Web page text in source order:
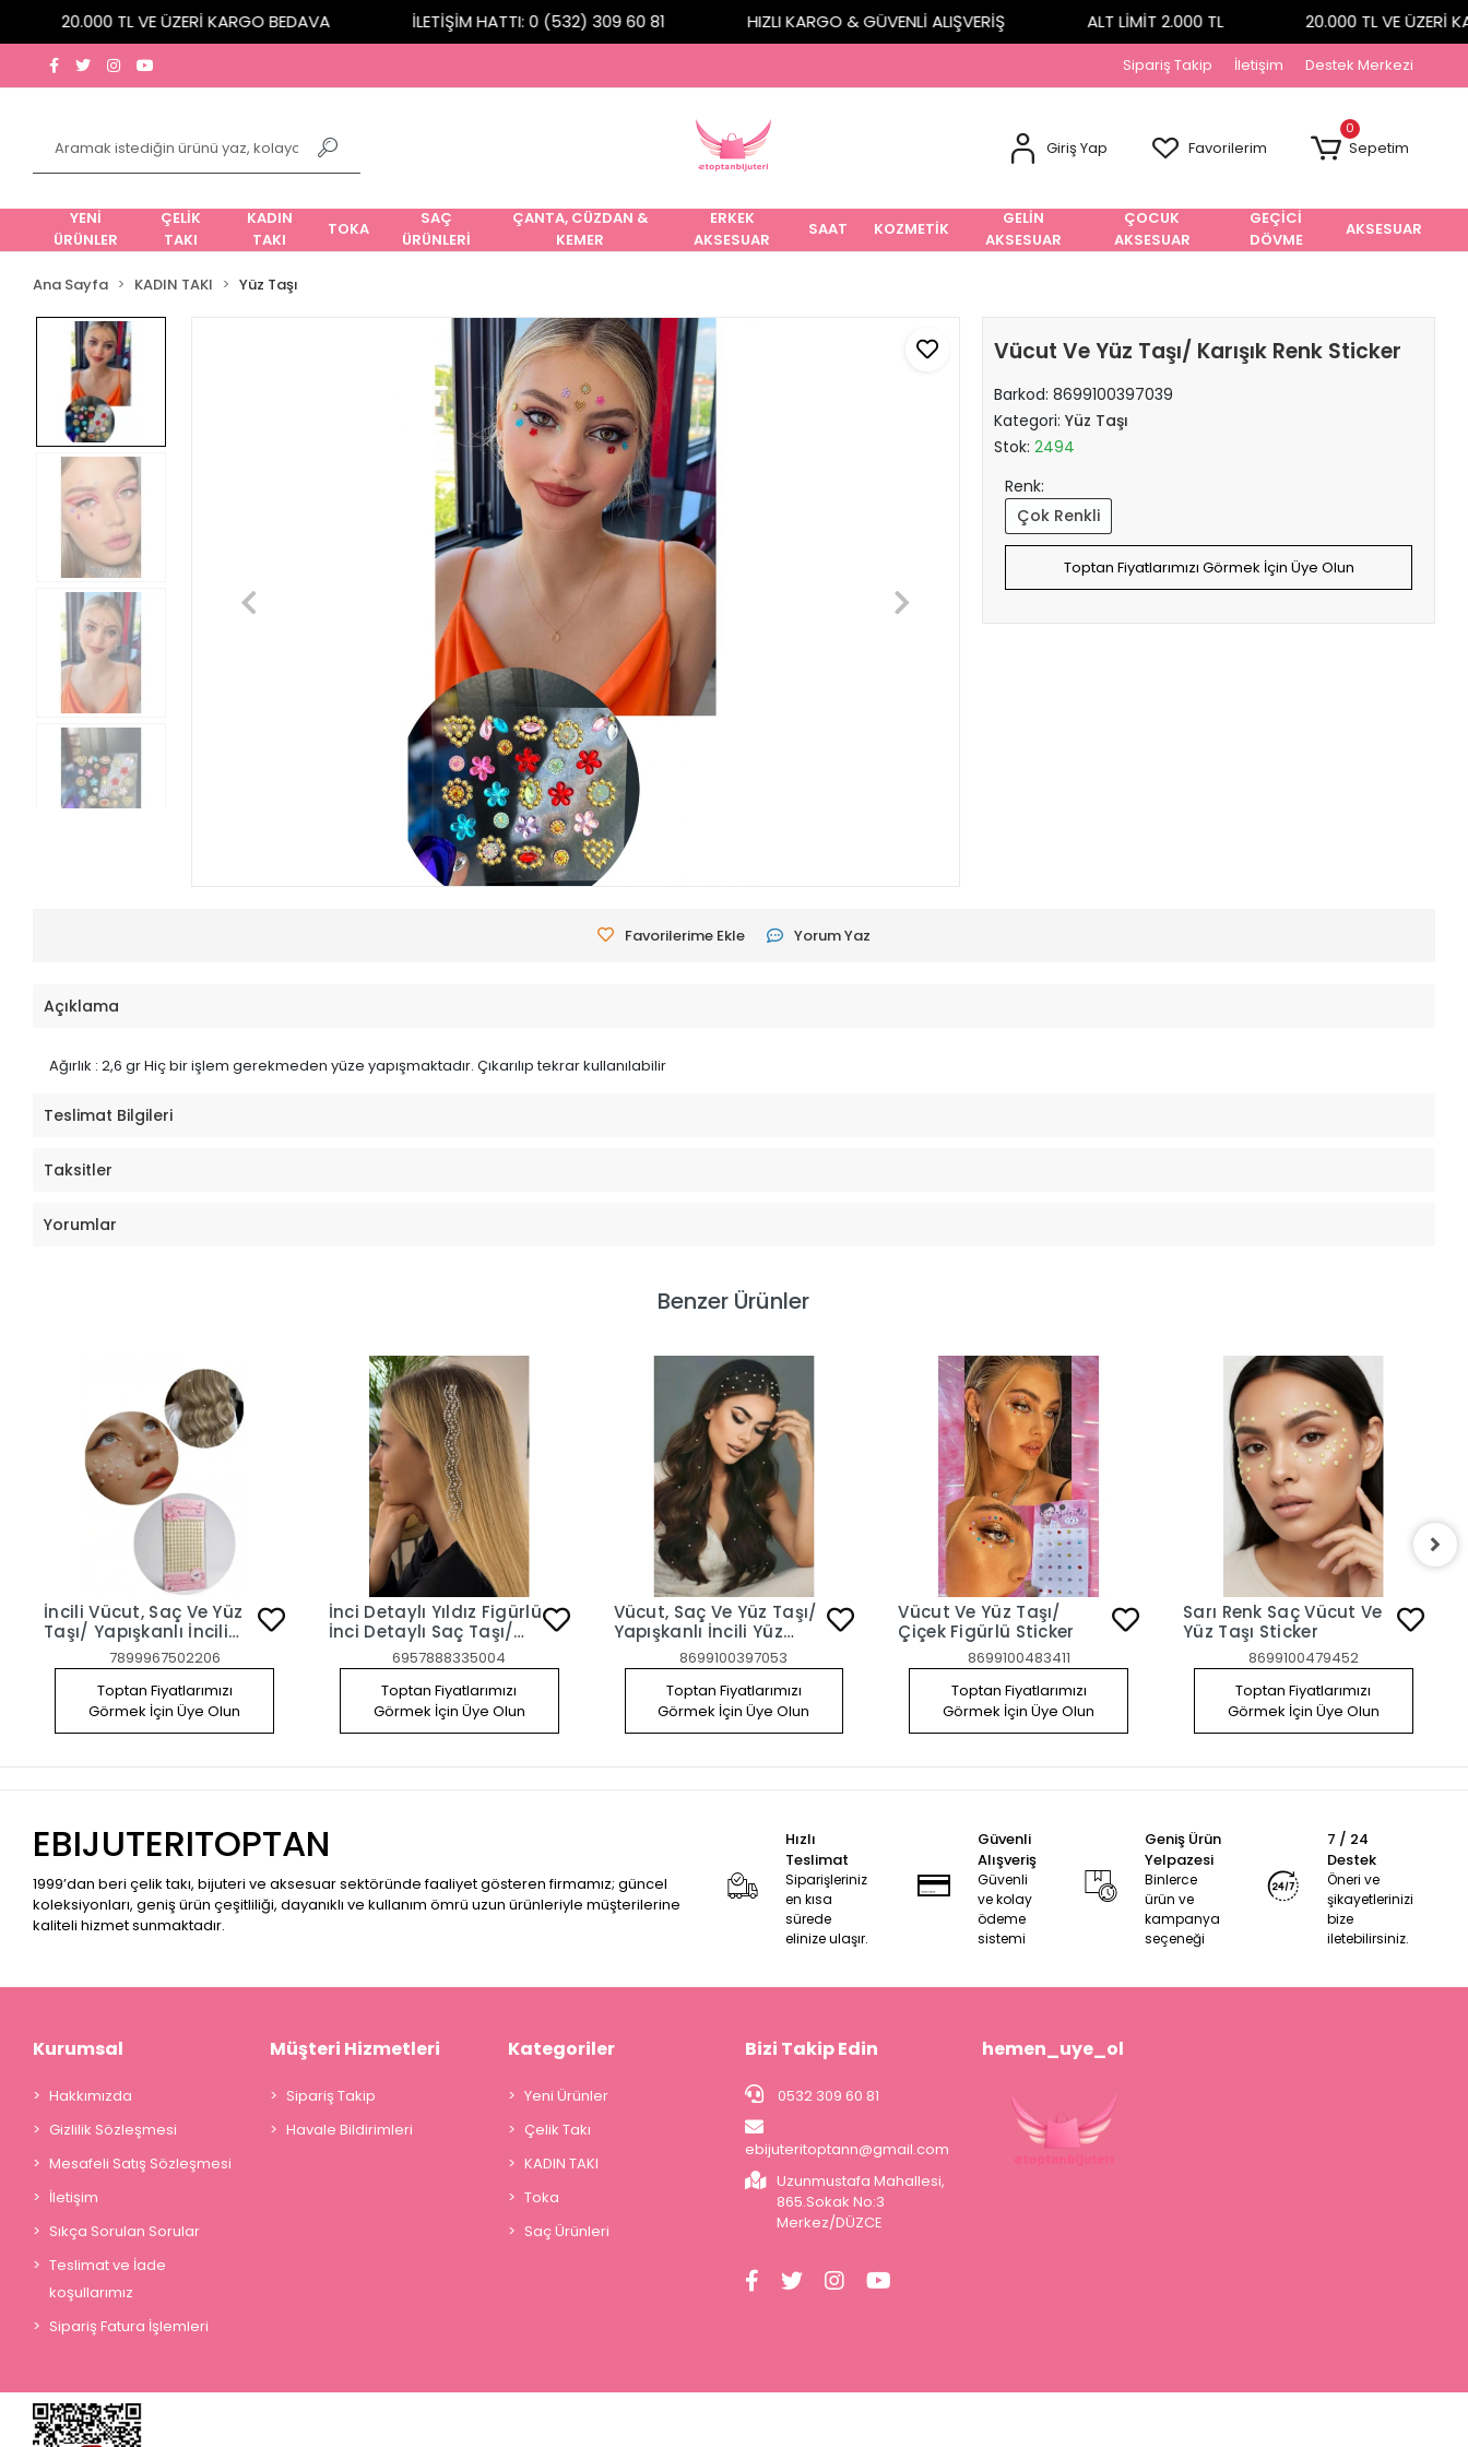
20.000 TL VE ÜZERİ KARGO BEDAVA İLETİŞİM HATTI: 0 (532) 309 60 81 HIZLI KARGO & GÜVENLİ ALIŞVERİŞ ALT LİMİT 2.000 TL 20.000 TL VE ÜZERİ
Sipariş Takip İletişim Destek Merkezi
Giriş Yap Favorilerim
0
Sepetim
YENİ
ÜRÜNLER
ÇELİK
TAKI
KADIN
TAKI
TOKA
SAÇ
ÜRÜNLERİ
ÇANTA, CÜZDAN &
KEMER
ERKEK
AKSESUAR
SAAT KOZMETİK
GELİN
AKSESUAR
ÇOCUK
AKSESUAR
GEÇİCİ
DÖVME
AKSESUAR
Ana Sayfa KADIN TAKI Yüz Taşı
Vücut Ve Yüz Taşı/ Karışık Renk Sticker
Barkod:8699100397039
Kategori:Yüz Taşı
Stok:2494
Renk:
Çok Renkli
Toptan Fiyatlarımızı Görmek İçin Üye Olun
Favorilerime Ekle Yorum Yaz
Açıklama
Ağırlık : 2,6 gr Hiç bir işlem gerekmeden yüze yapışmaktadır. Çıkarılıp tekrar kullanılabilir
Teslimat Bilgileri
Taksitler
Yorumlar
Benzer Ürünler
İncili Vücut, Saç Ve Yüz
Taşı/ Yapışkanlı İncili
Yüz Sticker7899967502206
Toptan Fiyatlarımızı
Görmek İçin Üye Olun
İnci Detaylı Yıldız Figürlü
İnci Detaylı Saç Taşı/
Yapışkanlı İncili Saç
Sticker
6957888335004
Toptan Fiyatlarımızı
Görmek İçin Üye Olun
Vücut, Saç Ve Yüz Taşı/
Yapışkanlı İncili Yüz
8699100397053
Toptan Fiyatlarımızı
Görmek İçin Üye Olun
Vücut Ve Yüz Taşı/
Çiçek Figürlü Sticker
8699100483411
Toptan Fiyatlarımızı
Görmek İçin Üye Olun
Sarı Renk Saç Vücut Ve
Yüz Taşı Sticker
8699100479452
Toptan Fiyatlarımızı
Görmek İçin Üye Olun
EBIJUTERITOPTAN
1999’dan beri çelik takı, bijuteri ve aksesuar sektöründe faaliyet gösteren firmamız; güncel
koleksiyonları, geniş ürün çeşitliliği, dayanıklı ve kullanım ömrü uzun ürünleriyle müşterilerine
kaliteli hizmet sunmaktadır.
Hızlı
Teslimat
Siparişleriniz
en kısa
sürede
elinize ulaşır.
Güvenli
Alışveriş
Güvenli
ve kolay
ödeme
sistemi
Geniş Ürün
Yelpazesi
Binlerce
ürün ve
kampanya
seçeneği
7 / 24
Destek
Öneri ve
şikayetlerinizi
bize
iletebilirsiniz.
Kurumsal
Hakkımızda
Gizlilik Sözleşmesi
Mesafeli Satış Sözleşmesi
İletişim
Sıkça Sorulan Sorular
Teslimat ve İade
koşullarımız
Sipariş Fatura İşlemleri
Müşteri Hizmetleri
Sipariş Takip
Havale Bildirimleri
Kategoriler
Yeni Ürünler
Çelik Takı
KADIN TAKI
Toka
Saç Ürünleri
Bizi Takip Edin
0532 309 60 81
ebijuteritoptann@gmail.com
Uzunmustafa Mahallesi,
865.Sokak No:3
Merkez/DÜZCE
hemen_uye_ol